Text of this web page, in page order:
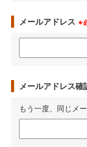
メールアドレス ※
メールアドレス確
もう一度、同じメ